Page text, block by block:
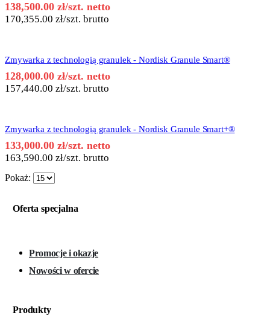
138,500.00 zł/szt. netto
170,355.00 zł/szt. brutto
Zmywarka z technologią granulek - Nordisk Granule Smart®
128,000.00 zł/szt. netto
157,440.00 zł/szt. brutto
Zmywarka z technologią granulek - Nordisk Granule Smart+®
133,000.00 zł/szt. netto
163,590.00 zł/szt. brutto
Pokaż:
Oferta specjalna
Promocje i okazje
Nowości w ofercie
Produkty